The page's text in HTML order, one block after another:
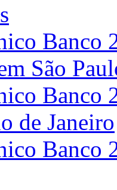
Banco
São
Banco
de Janeiro
Banco